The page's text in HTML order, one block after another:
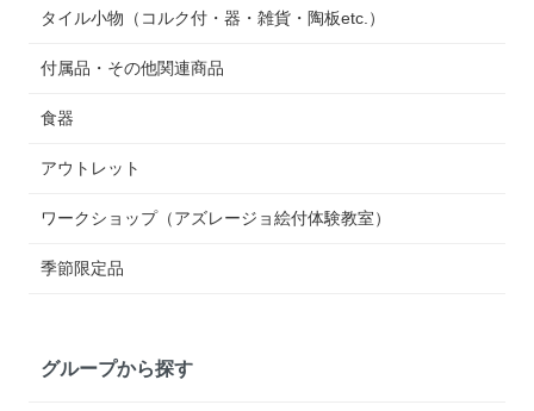
タイル小物（コルク付・器・雑貨・陶板etc.）
付属品・その他関連商品
食器
アウトレット
ワークショップ（アズレージョ絵付体験教室）
季節限定品
グループから探す